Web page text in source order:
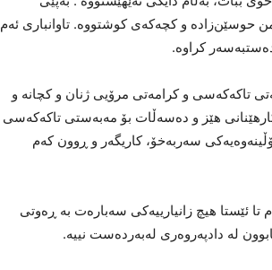
حوسێن‌زادە و کچەکەی کوشتووە. تاوانباری ئەم
دەستبەسەر کراوە.
تاکەکەسی و کرامەتی مرۆیی ژنان و کچانە و
هێز و دەسەڵات بۆ مەبەستی تاکەکەسی
سەربەخۆ، کاریگەر و ڕوون کەم
تا ئێستا هیچ زانیارییەکی سەبارەت بە ڕەوتی
لە دادپەروەری لەبەردەست نییە.